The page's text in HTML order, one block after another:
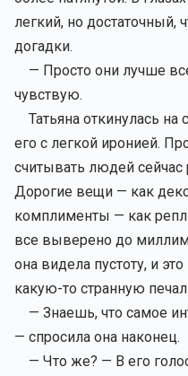
легкий, но достаточный,
догадки.
— Просто они лучше
чувствую.
Татьяна откинулась на
его с легкой иронией.
считывать людей сейчас
Дорогие вещи — как
комплименты — как
все выверено до
она видела пустоту, и
какую-то странную
— Знаешь, что самое
— спросила она наконец.
— Что же? — В его